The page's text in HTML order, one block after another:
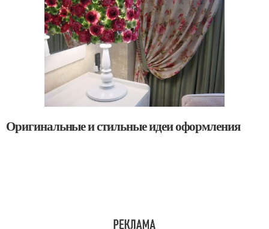
Оригинальные и стильные идеи оформления